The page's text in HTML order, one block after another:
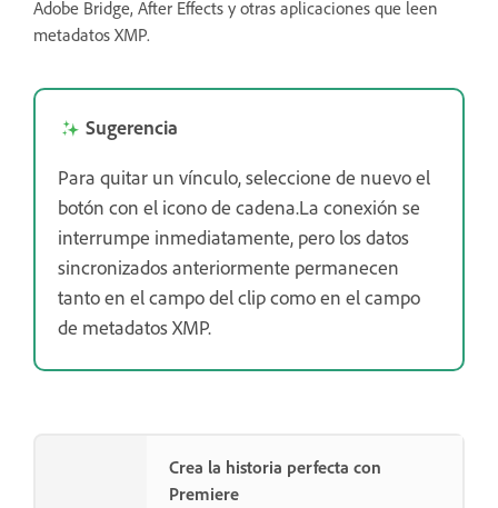
Adobe Bridge, After Effects y otras aplicaciones que leen
metadatos XMP.
Sugerencia
Para quitar un vínculo, seleccione de nuevo el
botón con el icono de cadena.La conexión se
interrumpe inmediatamente, pero los datos
sincronizados anteriormente permanecen
tanto en el campo del clip como en el campo
de metadatos XMP.
Crea la historia perfecta con
Premiere